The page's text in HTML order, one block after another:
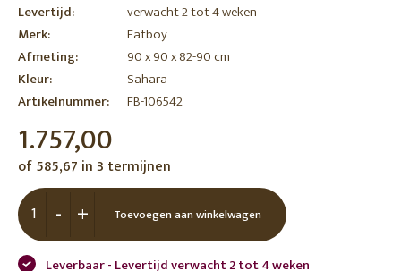
Levertijd:
verwacht 2 tot 4 weken
Merk:
Fatboy
Afmeting:
90 x 90 x 82-90 cm
Kleur:
Sahara
Artikelnummer:
FB-106542
1.757,00
of 585,67 in 3 termijnen
+
- Toevoegen aan winkelwagen
Leverbaar - Levertijd verwacht 2 tot 4 weken